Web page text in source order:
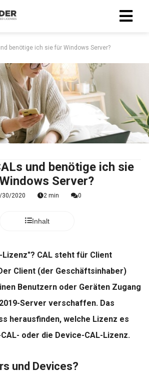
benötige ich sie für Windows Server?
und benötige ich sie
Server?
30/2020 2 min 0
Inhalt
Lizenz"? CAL steht für Client
Client (der Geschäftsinhaber)
Benutzern oder Geräten Zugang
Server verschaffen. Das
herausfinden, welche Lizenz es
oder die Device-CAL-Lizenz.
und Devices?